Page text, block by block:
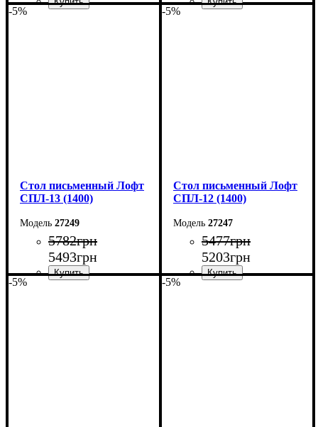
-5%
Стол письменный Лофт
СПЛ-13 (1400)
27249
5782грн
5493грн
-5%
Стол письменный Лофт
СПЛ-12 (1400)
27247
5477грн
5203грн
-5% -5%